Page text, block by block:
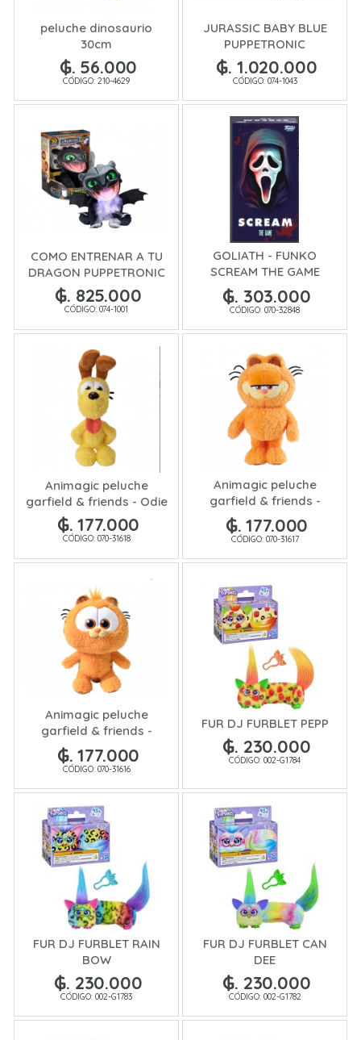
peluche dinosaurio
30cm
₲. 56.000
CÓDIGO: 210-4629
JURASSIC BABY BLUE
PUPPETRONIC
₲. 1.020.000
CÓDIGO: 074-1043
COMO ENTRENAR A TU
DRAGON PUPPETRONIC
₲. 825.000
CÓDIGO: 074-1001
GOLIATH - FUNKO
SCREAM THE GAME
(SP/IT)
₲. 303.000
CÓDIGO: 070-32848
Animagic peluche
garfield & friends - Odie
₲. 177.000
CÓDIGO: 070-31618
Animagic peluche
garfield & friends -
Garfield
₲. 177.000
CÓDIGO: 070-31617
Animagic peluche
garfield & friends -
Baby Garfiel
₲. 177.000
CÓDIGO: 070-31616
FUR DJ FURBLET PEPP
₲. 230.000
CÓDIGO: 002-G1784
FUR DJ FURBLET RAIN
BOW
₲. 230.000
CÓDIGO: 002-G1783
FUR DJ FURBLET CAN
DEE
₲. 230.000
CÓDIGO: 002-G1782